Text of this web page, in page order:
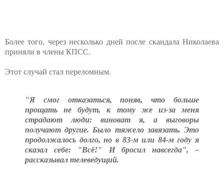
Более того, через несколько дней после скандала Николаева
приняли в члены КПСС.
Этот случай стал переломным.
"Я смог отказаться, поняв, что больше
прощать не будут, к тому же из-за меня
страдают люди: виноват я, а выговоры
получают другие. Было тяжело завязать. Это
продолжалось долго, но в 83-м или 84-м году я
сказал себе: "Всё!" И бросил навсегда", –
рассказывал телеведущий.